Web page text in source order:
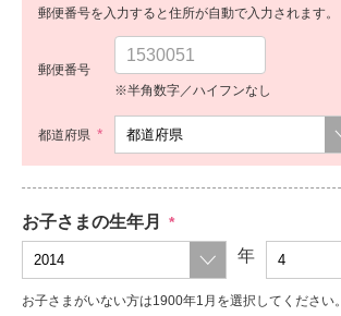
郵便番号を入力すると住所が自動で入力されます。
郵便番号
※半角数字／ハイフンなし
都道府県 *
お子さまの生年月 *
年
お子さまがいない方は1900年1月を選択してください。